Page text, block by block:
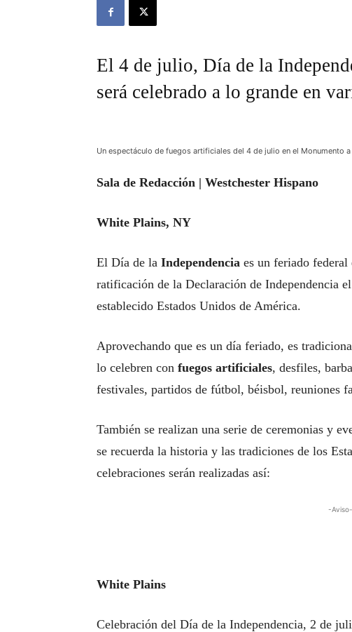
El 4 de julio, Día de la
será celebrado a lo grande en
Un espectáculo de fuegos artificiales del 4 de julio en el Monumento
Sala de Redacción | Westchester Hispano
White Plains, NY
El Día de la Independencia es un feriado federal
ratificación de la Declaración de Independencia
establecido Estados Unidos de América.
Aprovechando que es un día feriado, es
lo celebren con fuegos artificiales, desfiles,
festivales, partidos de fútbol, béisbol, reuniones
También se realizan una serie de ceremonias y
se recuerda la historia y las tradiciones de los
celebraciones serán realizadas así:
-Aviso-
White Plains
Celebración del Día de la Independencia, 2 de